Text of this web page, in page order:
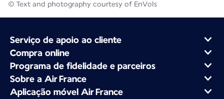
© Text and photography courtesy of EnVols
Serviço de apoio ao cliente
Compra online
Programa de fidelidade e parceiros
Sobre a Air France
Aplicação móvel Air France